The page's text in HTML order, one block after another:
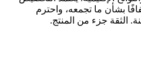
بشأن ما تجمعه، واحترم
الثقة جزء من المنتج.